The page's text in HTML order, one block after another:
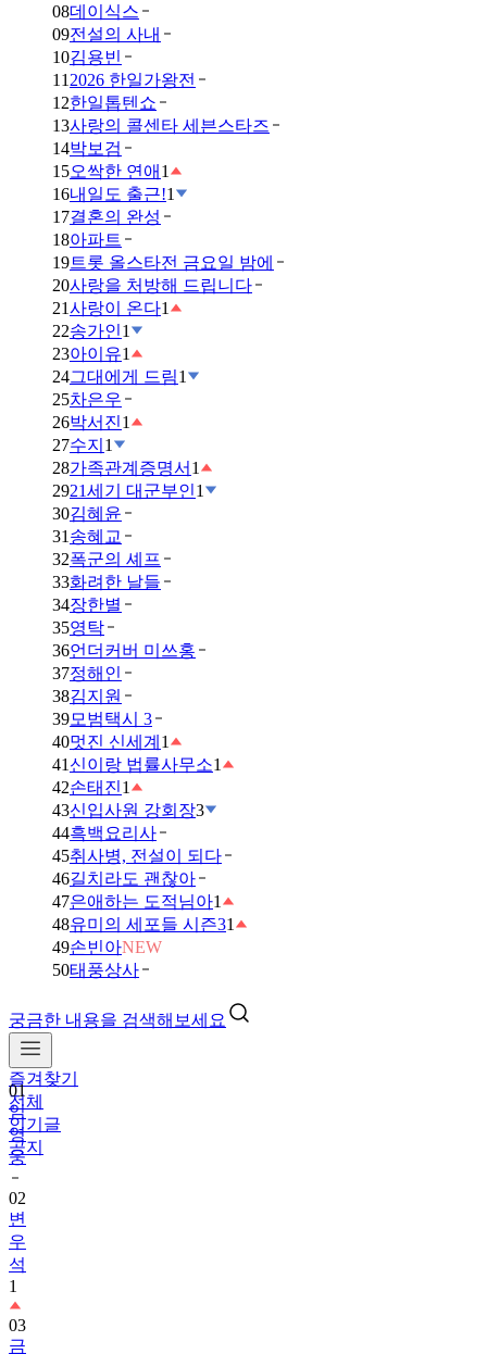
08데이식스
09전설의 사내
10김용빈
11 2026 한일가왕전
12한일톱텐쇼
13사랑의 콜센타 세븐스타즈
14박보검
15오싹한 연애 1
16내일도 출근!1
17결혼의 완성
18아파트
19트롯 올스타전 금요일 밤에
20사랑을 처방해 드립니다
21사랑이 온다1
22송가인1
23아이유1
24그대에게 드림1
25차은우
26박서진1
27수지 1
28가족관계증명서 1
2921세기 대군부인1
30김혜윤
31 송혜교
32폭군의 셰프
33화려한 날들
34장한별
35영탁
36언더커버 미쓰홍
37정해인
38김지원
39모범택시 3
40멋진 신세계 1
41 신이랑 법률사무소1
42손태진1
43신입사원 강회장3
44흑백요리사
45취사병, 전설이 되다
46길치라도 괜찮아
47은애하는 도적님아1
48유미의 세포들 시즌31
49손빈아NEW
50태풍상사
궁금한 내용을 검색해보세요
즐겨찾기
전체
인기글
공지
01
임
영
웅
02
변
우
석
1
03
금